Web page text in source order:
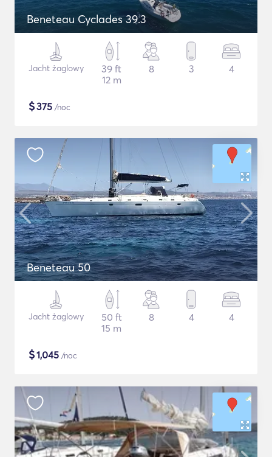
Beneteau Cyclades 39.3
Jacht żaglowy
39 ft
12 m
8 3 4
$375 /noc
Beneteau 50
Jacht żaglowy
50 ft
15 m
8 4 4
$1,045 /noc